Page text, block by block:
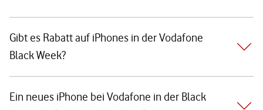
Gibt es Rabatt auf iPhones in der Vodafone
Black Week?
Ein neues iPhone bei Vodafone in der Black